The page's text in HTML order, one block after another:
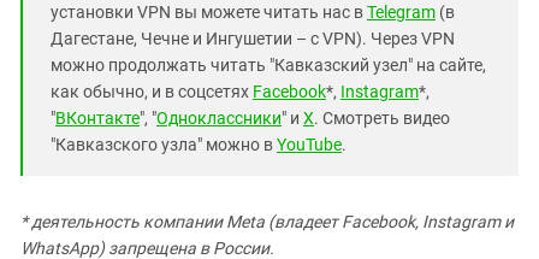
установки VPN вы можете читать нас вTelegram (в
Дагестане, Чечне и Ингушетии – с VPN). Через VPN
можно продолжать читать "Кавказский узел" на сайте,
как обычно, и в соцсетях Facebook*, Instagram*,
"ВКонтакте", "Одноклассники" и X. Смотреть видео
"Кавказского узла" можно вYouTube.
* деятельность компании Meta (владеет Facebook, Instagram и
WhatsApp) запрещена в России.